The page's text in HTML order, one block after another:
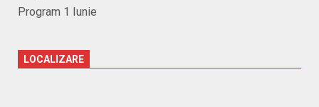
Program 1 Iunie
LOCALIZARE